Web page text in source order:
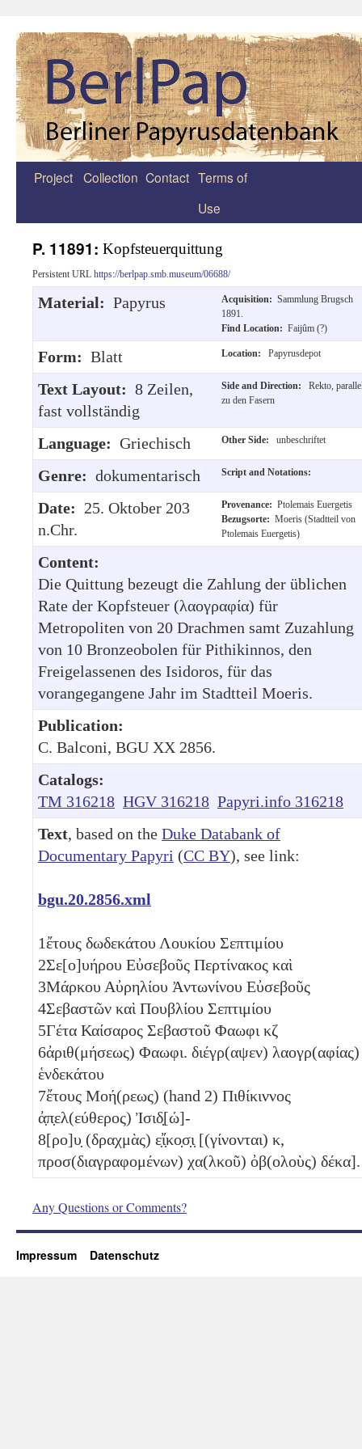
Zum
Project Collection Contact Terms of
Use
P. 11891: Kopfsteuerquittung
Persistent URL https://berlpap.smb.museum/06688/
Material: Papyrus Acquisition: Sammlung Brugsch
1891.
Find Location: Faijûm (?)
Form: Blatt Location: Papyrusdepot
Text Layout: 8 Zeilen,
fast vollständig
Side and Direction:
Rekto,
zu den Fasern
Language: Griechisch Other Side: unbeschriftet
Genre: dokumentarisch Script and Notations:
Date: 25. Oktober 203
n.Chr.
Provenance: Ptolemais Euergetis
Bezugsorte: Moeris (Stadtteil von
Ptolemais Euergetis)
Content:
Die Quittung bezeugt die Zahlung der üblichen
Rate der Kopfsteuer (λαογραφία) für
Metropoliten von 20 Drachmen samt Zuzahlung
von 10 Bronzeobolen für Pithikinnos, den
Freigelassenen des Isidoros, für das
vorangegangene Jahr im Stadtteil Moeris.
Publication:
C. Balconi, BGU XX 2856.
Catalogs:
TM 316218 HGV 316218 Papyri.info 316218
Text, based on the Duke Databank of
Documentary Papyri (CC BY), see link:
bgu.20.2856.xml
1ἔτους δωδεκάτου Λουκίου Σεπτιμίου
2Σε[ο]υήρου Εὐσεβοῦς Περτίνακος καὶ
3Μάρκου Αὐρηλίου Ἀντωνίνου Εὐσεβοῦς
4Σεβαστῶν καὶ Πουβλίου Σεπτιμίου
5Γέτα Καίσαρος Σεβαστοῦ Φαωφι κζ
6ἀριθ(μήσεως) Φαωφι. διέγρ(αψεν) λαογρ(αφίας)
ἑνδεκάτου
7ἔτους Μοή(ρεως) (hand 2) Πιθίκιννος
ἀ̣π̣ελ(εύθερος) Ἰσιδ̣[ώ]-
8[ρο]υ̣ (δραχμὰς) ε̣ἴ̣κο̣σ̣ι̣ [(γίνονται) κ,
προσ(διαγραφομένων) χα(λκοῦ) ὀβ(ολοὺς) δέκα].
Any Questions or Comments?
Impressum Datenschutz